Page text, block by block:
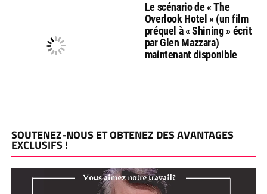
Le scénario de « The
Overlook Hotel » (un film
préquel à « Shining » écrit
par Glen Mazzara)
maintenant disponible
SOUTENEZ-NOUS ET OBTENEZ DES AVANTAGES
EXCLUSIFS !